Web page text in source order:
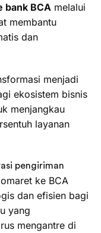
bank BCA melalui
membantu
dan
menjadi
ekosistem bisnis
menjangkau
layanan
pengiriman
ke BCA
dan efisien bagi
yang
mengantre di